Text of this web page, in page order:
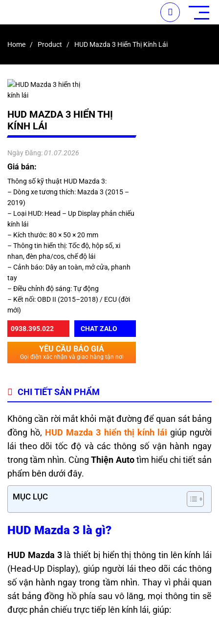
Home Product HUD Mazda 3 Hiển Thị Kính Lái
HUD MAZDA 3 HIỂN THỊ
KÍNH LÁI
Ngày Đăng:01.07.2026
Giá bán:
Thông số kỹ thuật HUD Mazda 3:
– Dòng xe tương thích: Mazda 3 (2015 –
2019)
– Loại HUD: Head – Up Display phản chiếu
kính lái
– Kích thước: 80 × 50 × 20 mm
– Thông tin hiển thị: Tốc độ, hộp số, xi
nhan, đèn pha/cos, chế độ lái
– Cảnh báo: Dây an toàn, mở cửa, phanh
tay
– Điều chỉnh độ sáng: Tự động
– Kết nối: OBD II (2015–2018) / ECU (đời
mới)
0938.395.022 CHAT ZALO
YÊU CẦU BÁO GIÁ
Gọi điện xác nhận và giao hàng tận nơi
CHI TIẾT SẢN PHẨM
Không cần rời mắt khỏi mặt đường để quan sát bảng
đồng hồ, HUD Mazda 3 hiển thị kính lái giúp người
lái theo dõi tốc độ và các thông số vận hành ngay
trong tầm nhìn. CùngThiện Autotìm hiểu chi tiết sản
phẩm bên dưới đây.
MỤC LỤC
HUD Mazda 3 là gì?
HUD Mazda 3là thiết bị hiển thị thông tin lên kính lái
(Head-Up Display), giúp người lái theo dõi các thông
số vận hành ngay trong tầm nhìn. Thay vì phải quan
sát bảng đồng hồ phía sau vô lăng, mọi thông tin sẽ
được phản chiếu trực tiếp lên kính lái, giúp: